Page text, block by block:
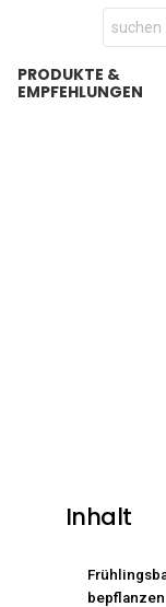
Search
for:
PRODUKTE &
EMPFEHLUNGEN
Inhalt
bepflanzen